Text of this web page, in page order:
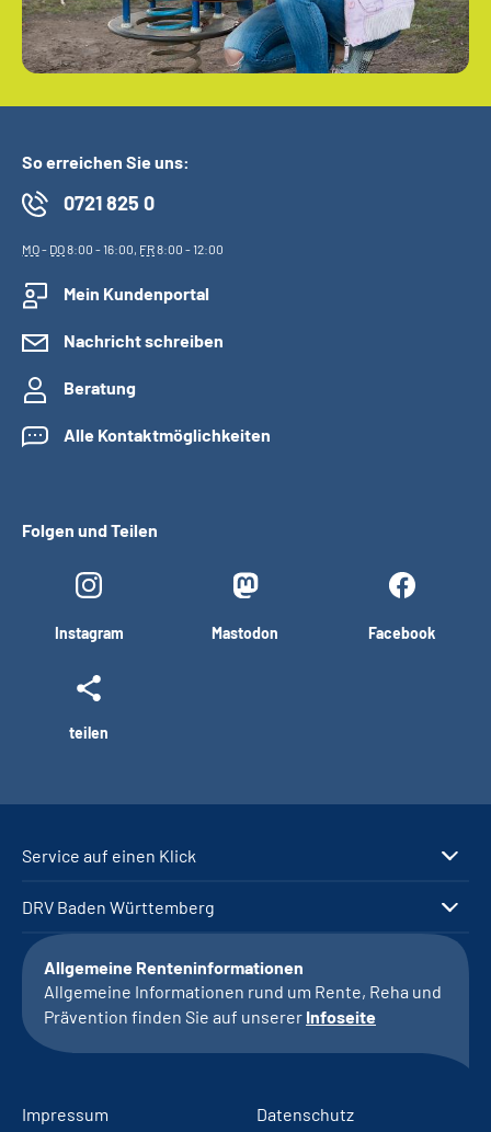
So erreichen Sie uns:
0721 825 0
MO- DO8:00 - 16:00, FR8:00 - 12:00
Mein Kundenportal
Nachricht schreiben
Beratung
Alle Kontaktmöglichkeiten
Folgen und Teilen
Instagram Mastodon Facebook
teilen
Service auf einen Klick
DRV Baden Württemberg
Allgemeine Renteninformationen
Allgemeine Informationen rund um Rente, Reha und
Prävention finden Sie auf unserer Infoseite
Impressum Datenschutz